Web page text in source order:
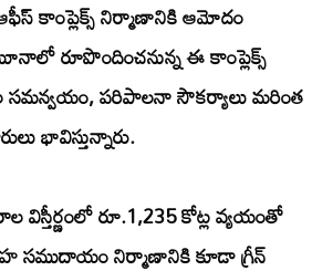
ఆఫీస్ కాంప్లెక్స్ నిర్మాణానికి ఆమోదం
రూపొందించనున్న ఈ కాంప్లెక్స్
పరిపాలనా సౌకర్యాలు మరింత
భావిస్తున్నారు.
విస్తీర్ణంలో రూ.1,235 కోట్ల వ్యయంతో
సముదాయం నిర్మాణానికి కూడా గ్రీన్